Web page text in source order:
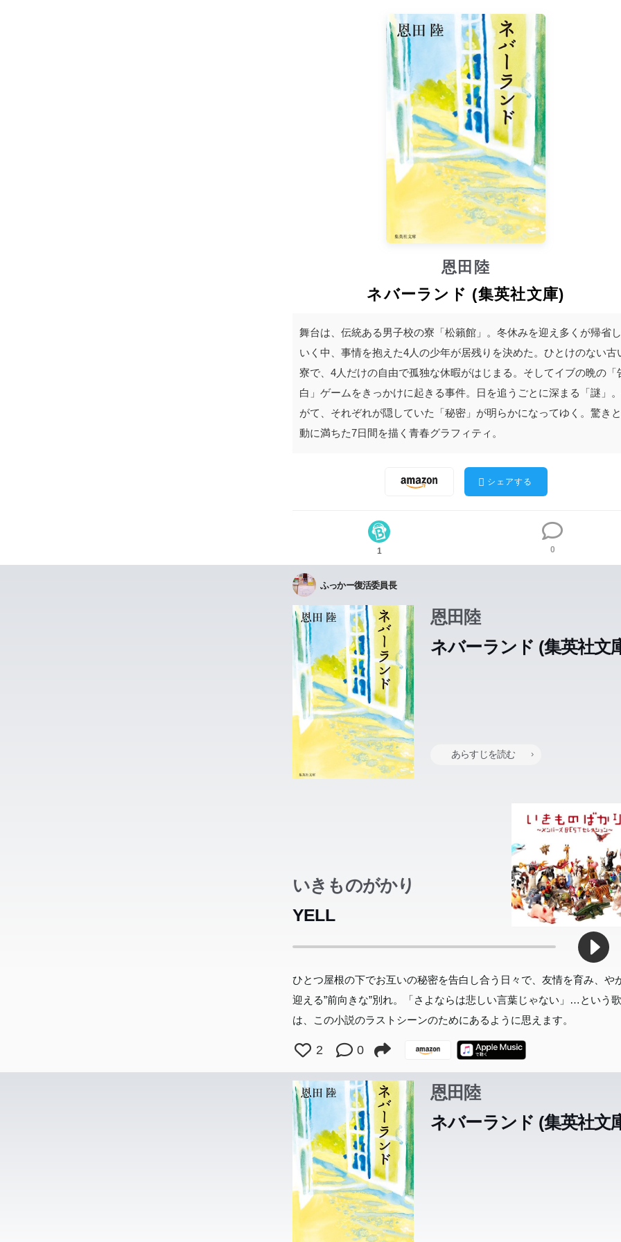
恩田陸
ネバーランド (集英社文庫)
舞台は、伝統ある男子校の寮「松籟館」。冬休みを迎え多くが帰省
いく中、事情を抱えた4人の少年が居残りを決めた。ひとけのない古
寮で、4人だけの自由で孤独な休暇がはじまる。そしてイブの晩の「
白」ゲームをきっかけに起きる事件。日を追うごとに深まる「謎」
がて、それぞれが隠していた「秘密」が明らかになってゆく。驚き
動に満ちた7日間を描く青春グラフィティ。
シェアする
1 0
ふっかー復活委員長
恩田陸
ネバーランド (集英社文
あらすじを読む
舞台は、伝統ある男子校の寮「松籟館」。冬休みを迎え多くが帰省し
く中、事情を抱えた4人の少年が居残りを決めた。ひとけのない古い寮
で、4人だけの自由で孤独な休暇がはじまる。そしてイブの晩の「告白
ゲームをきっかけに起きる事件。日を追うごとに深まる「謎」。やが
いきものがかり
YELL
ひとつ屋根の下でお互いの秘密を告白し合う日々で、友情を育み、や
迎える”前向きな”別れ。「さよならは悲しい言葉じゃない」…という
は、この小説のラストシーンのためにあるように思えます。
2 0
恩田陸
ネバーランド (集英社文
舞台は、伝統ある男子校の寮「松籟館」。冬休みを迎え多くが帰省し
く中、事情を抱えた4人の少年が居残りを決めた。ひとけのない古い寮
で、4人だけの自由で孤独な休暇がはじまる。そしてイブの晩の「告白
ゲームをきっかけに起きる事件。日を追うごとに深まる「謎」。やが